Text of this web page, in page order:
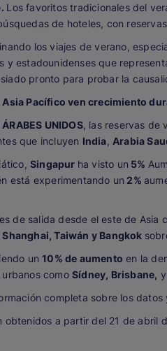
Los favoritos tradicionales del
de hoteles, con
los viajes de verano,
y estadounidenses que
pronto para probar la
Pacífico ven crecimiento
UNIDOS, las reservas de
que incluyen India, Arabia
Singapur ha visto un 5%
está experimentando un 2%
de salida desde el este de Asia
Shanghai, Taiwán y Bangkok
un10% de aumento en la
como Sídney, Brisbane, y
completa sobre los
obtenidos a partir del 21 de abril